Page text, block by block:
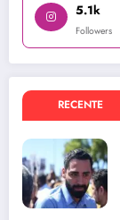
5.1k
Followers
RECENTE